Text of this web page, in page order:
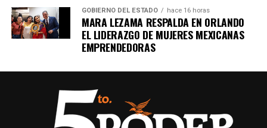
GOBIERNO DEL ESTADO hace 16 horas
MARA LEZAMA RESPALDA EN ORLANDO
EL LIDERAZGO DE MUJERES MEXICANAS
EMPRENDEDORAS